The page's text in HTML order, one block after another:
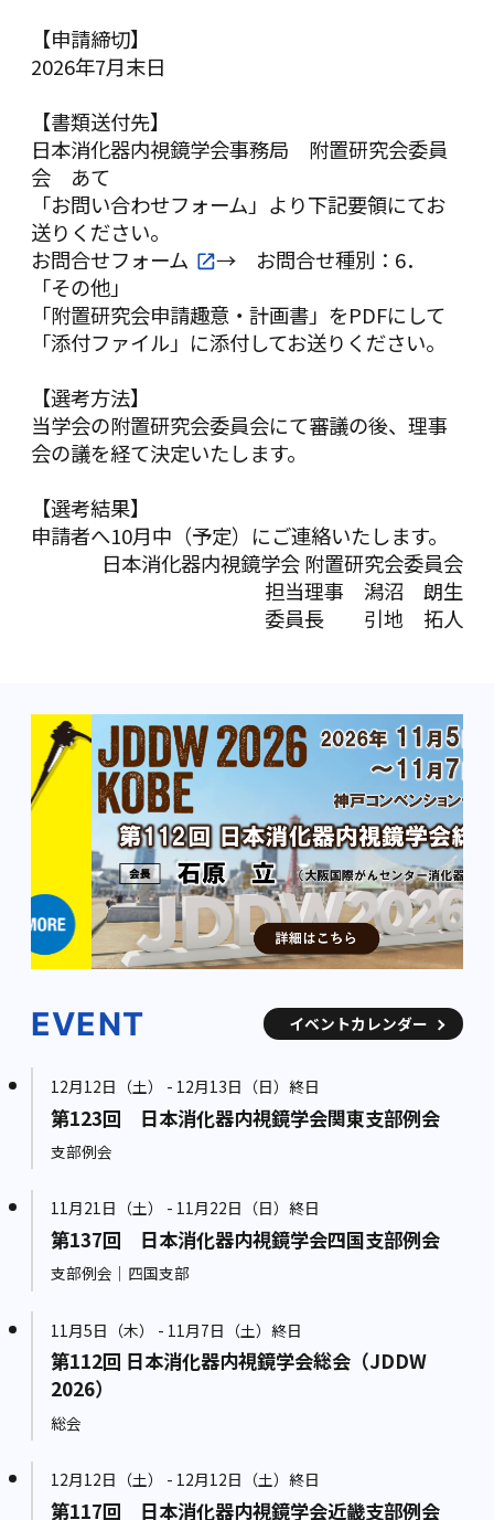
【申請締切】
2026年7月末日
【書類送付先】
日本消化器内視鏡学会事務局 附置研究会委員
会 あて
「お問い合わせフォーム」より下記要領にてお
送りください。
お問合せフォーム
→ お問合せ種別：6．
「その他」
「附置研究会申請趣意・計画書」をPDFにして
「添付ファイル」に添付してお送りください。
【選考方法】
当学会の附置研究会委員会にて審議の後、理事
会の議を経て決定いたします。
【選考結果】
申請者へ10月中（予定）にご連絡いたします。
日本消化器内視鏡学会 附置研究会委員会
担当理事 潟沼 朗生
委員長 引地 拓人
EVENT イベントカレンダー
12月12日（土） - 12月13日（日）終日
第123回 日本消化器内視鏡学会関東支部例会
支部例会
11月21日（土） - 11月22日（日）終日
第137回 日本消化器内視鏡学会四国支部例会
支部例会｜四国支部
11月5日（木） - 11月7日（土）終日
第112回 日本消化器内視鏡学会総会（JDDW
2026）
総会
12月12日（土） - 12月12日（土）終日
第117回 日本消化器内視鏡学会近畿支部例会